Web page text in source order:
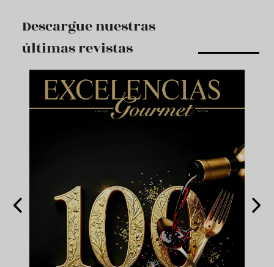
Descargue nuestras
últimas revistas